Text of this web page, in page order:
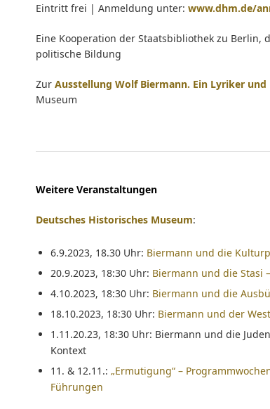
Eintritt frei | Anmeldung unter: www.dhm.de/
Eine Kooperation der Staatsbibliothek zu
politische Bildung
Zur Ausstellung Wolf Biermann. Ein Lyriker
Museum
Weitere Veranstaltungen
Deutsches Historisches Museum:
6.9.2023, 18.30 Uhr: Biermann und die
20.9.2023, 18:30 Uhr: Biermann und die Stasi
4.10.2023, 18:30 Uhr: Biermann und die
18.10.2023, 18:30 Uhr: Biermann und der
1.11.20.23, 18:30 Uhr: Biermann und die
Kontext
11. & 12.11.: „Ermutigung“ –
Führungen